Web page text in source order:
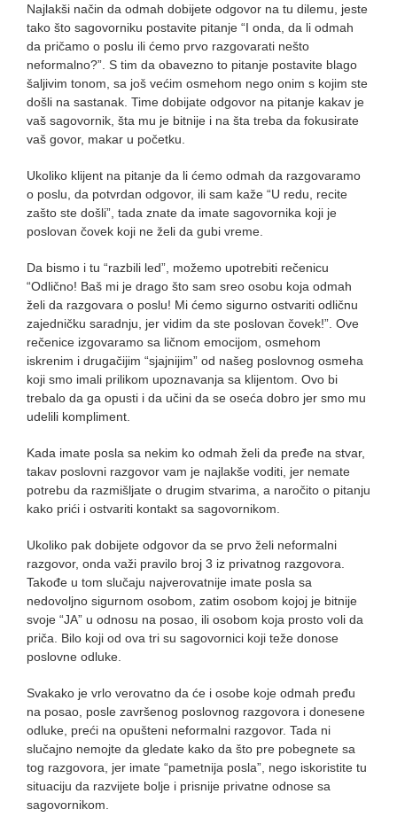
Najlakši način da odmah dobijete odgovor na tu dilemu, jeste
tako što sagovorniku postavite pitanje “I onda, da li odmah
da pričamo o poslu ili ćemo prvo razgovarati nešto
neformalno?”. S tim da obavezno to pitanje postavite blago
šaljivim tonom, sa još većim osmehom nego onim s kojim ste
došli na sastanak. Time dobijate odgovor na pitanje kakav je
vaš sagovornik, šta mu je bitnije i na šta treba da fokusirate
vaš govor, makar u početku.
Ukoliko klijent na pitanje da li ćemo odmah da razgovaramo
o poslu, da potvrdan odgovor, ili sam kaže “U redu, recite
zašto ste došli”, tada znate da imate sagovornika koji je
poslovan čovek koji ne želi da gubi vreme.
Da bismo i tu “razbili led”, možemo upotrebiti rečenicu
“Odlično! Baš mi je drago što sam sreo osobu koja odmah
želi da razgovara o poslu! Mi ćemo sigurno ostvariti odličnu
zajedničku saradnju, jer vidim da ste poslovan čovek!”. Ove
rečenice izgovaramo sa ličnom emocijom, osmehom
iskrenim i drugačijim “sjajnijim” od našeg poslovnog osmeha
koji smo imali prilikom upoznavanja sa klijentom. Ovo bi
trebalo da ga opusti i da učini da se oseća dobro jer smo mu
udelili kompliment.
Kada imate posla sa nekim ko odmah želi da pređe na stvar,
takav poslovni razgovor vam je najlakše voditi, jer nemate
potrebu da razmišljate o drugim stvarima, a naročito o pitanju
kako prići i ostvariti kontakt sa sagovornikom.
Ukoliko pak dobijete odgovor da se prvo želi neformalni
razgovor, onda važi pravilo broj 3 iz privatnog razgovora.
Takođe u tom slučaju najverovatnije imate posla sa
nedovoljno sigurnom osobom, zatim osobom kojoj je bitnije
svoje “JA” u odnosu na posao, ili osobom koja prosto voli da
priča. Bilo koji od ova tri su sagovornici koji teže donose
poslovne odluke.
Svakako je vrlo verovatno da će i osobe koje odmah pređu
na posao, posle završenog poslovnog razgovora i donesene
odluke, preći na opušteni neformalni razgovor. Tada ni
slučajno nemojte da gledate kako da što pre pobegnete sa
tog razgovora, jer imate “pametnija posla”, nego iskoristite tu
situaciju da razvijete bolje i prisnije privatne odnose sa
sagovornikom.